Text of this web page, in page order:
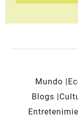
Mundo
Blogs